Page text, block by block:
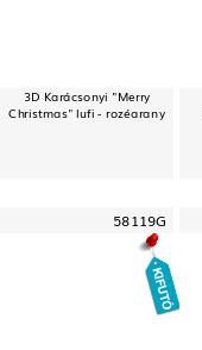
3D Karácsonyi "Merry
Christmas" lufi - rozéarany
58119G